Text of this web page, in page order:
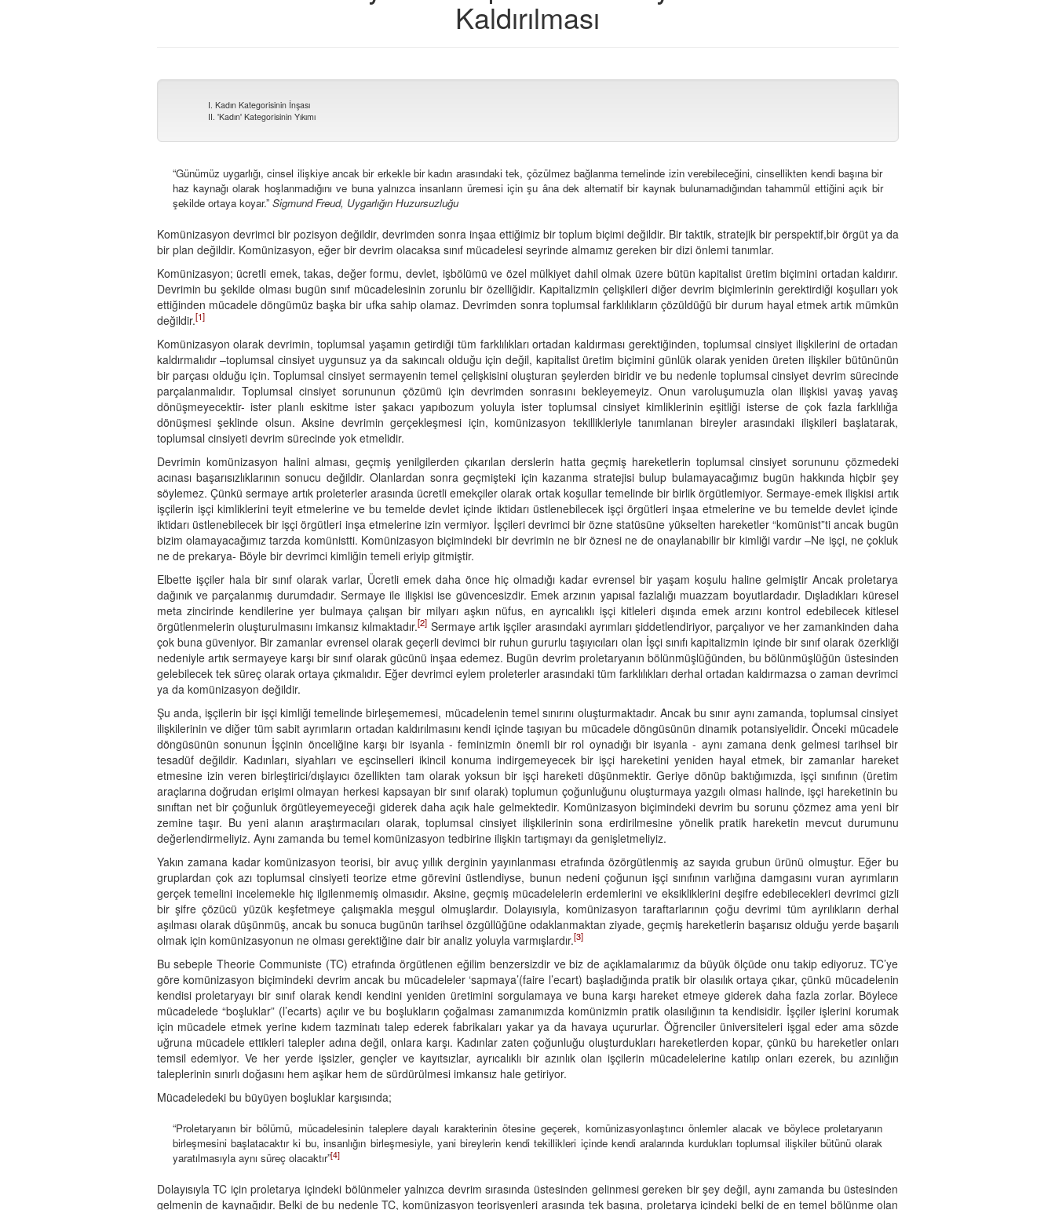
Kaldırılması
I. Kadın Kategorisinin İnşası
II. 'Kadın' Kategorisinin Yıkımı
“Günümüz uygarlığı, cinsel ilişkiye ancak bir erkekle bir kadın arasındaki tek, çözülmez bağlanma temelinde izin verebileceğini, cinsellikten kendi başına bir
haz kaynağı olarak hoşlanmadığını ve buna yalnızca insanların üremesi için şu âna dek alternatif bir kaynak bulunamadığından tahammül ettiğini açık bir
şekilde ortaya koyar.” Sigmund Freud, Uygarlığın Huzursuzluğu
Komünizasyon devrimci bir pozisyon değildir, devrimden sonra inşaa ettiğimiz bir toplum biçimi değildir. Bir taktik, stratejik bir perspektif,bir örgüt ya da
bir plan değildir. Komünizasyon, eğer bir devrim olacaksa sınıf mücadelesi seyrinde almamız gereken bir dizi önlemi tanımlar.
Komünizasyon; ücretli emek, takas, değer formu, devlet, işbölümü ve özel mülkiyet dahil olmak üzere bütün kapitalist üretim biçimini ortadan kaldırır.
Devrimin bu şekilde olması bugün sınıf mücadelesinin zorunlu bir özelliğidir. Kapitalizmin çelişkileri diğer devrim biçimlerinin gerektirdiği koşulları yok
ettiğinden mücadele döngümüz başka bir ufka sahip olamaz. Devrimden sonra toplumsal farklılıkların çözüldüğü bir durum hayal etmek artık mümkün
değildir.[1]
Komünizasyon olarak devrimin, toplumsal yaşamın getirdiği tüm farklılıkları ortadan kaldırması gerektiğinden, toplumsal cinsiyet ilişkilerini de ortadan
kaldırmalıdır –toplumsal cinsiyet uygunsuz ya da sakıncalı olduğu için değil, kapitalist üretim biçimini günlük olarak yeniden üreten ilişkiler bütününün
bir parçası olduğu için. Toplumsal cinsiyet sermayenin temel çelişkisini oluşturan şeylerden biridir ve bu nedenle toplumsal cinsiyet devrim sürecinde
parçalanmalıdır. Toplumsal cinsiyet sorununun çözümü için devrimden sonrasını bekleyemeyiz. Onun varoluşumuzla olan ilişkisi yavaş yavaş
dönüşmeyecektir- ister planlı eskitme ister şakacı yapıbozum yoluyla ister toplumsal cinsiyet kimliklerinin eşitliği isterse de çok fazla farklılığa
dönüşmesi şeklinde olsun. Aksine devrimin gerçekleşmesi için, komünizasyon tekillikleriyle tanımlanan bireyler arasındaki ilişkileri başlatarak,
toplumsal cinsiyeti devrim sürecinde yok etmelidir.
Devrimin komünizasyon halini alması, geçmiş yenilgilerden çıkarılan derslerin hatta geçmiş hareketlerin toplumsal cinsiyet sorununu çözmedeki
acınası başarısızlıklarının sonucu değildir. Olanlardan sonra geçmişteki için kazanma stratejisi bulup bulamayacağımız bugün hakkında hiçbir şey
söylemez. Çünkü sermaye artık proleterler arasında ücretli emekçiler olarak ortak koşullar temelinde bir birlik örgütlemiyor. Sermaye-emek ilişkisi artık
işçilerin işçi kimliklerini teyit etmelerine ve bu temelde devlet içinde iktidarı üstlenebilecek işçi örgütleri inşaa etmelerine ve bu temelde devlet içinde
iktidarı üstlenebilecek bir işçi örgütleri inşa etmelerine izin vermiyor. İşçileri devrimci bir özne statüsüne yükselten hareketler “komünist”ti ancak bugün
bizim olamayacağımız tarzda komünistti. Komünizasyon biçimindeki bir devrimin ne bir öznesi ne de onaylanabilir bir kimliği vardır –Ne işçi, ne çokluk
ne de prekarya- Böyle bir devrimci kimliğin temeli eriyip gitmiştir.
Elbette işçiler hala bir sınıf olarak varlar, Ücretli emek daha önce hiç olmadığı kadar evrensel bir yaşam koşulu haline gelmiştir Ancak proletarya
dağınık ve parçalanmış durumdadır. Sermaye ile ilişkisi ise güvencesizdir. Emek arzının yapısal fazlalığı muazzam boyutlardadır. Dışladıkları küresel
meta zincirinde kendilerine yer bulmaya çalışan bir milyarı aşkın nüfus, en ayrıcalıklı işçi kitleleri dışında emek arzını kontrol edebilecek kitlesel
örgütlenmelerin oluşturulmasını imkansız kılmaktadır.[2] Sermaye artık işçiler arasındaki ayrımları şiddetlendiriyor, parçalıyor ve her zamankinden daha
çok buna güveniyor. Bir zamanlar evrensel olarak geçerli devimci bir ruhun gururlu taşıyıcıları olan İşçi sınıfı kapitalizmin içinde bir sınıf olarak özerkliği
nedeniyle artık sermayeye karşı bir sınıf olarak gücünü inşaa edemez. Bugün devrim proletaryanın bölünmüşlüğünden, bu bölünmüşlüğün üstesinden
gelebilecek tek süreç olarak ortaya çıkmalıdır. Eğer devrimci eylem proleterler arasındaki tüm farklılıkları derhal ortadan kaldırmazsa o zaman devrimci
ya da komünizasyon değildir.
Şu anda, işçilerin bir işçi kimliği temelinde birleşememesi, mücadelenin temel sınırını oluşturmaktadır. Ancak bu sınır aynı zamanda, toplumsal cinsiyet
ilişkilerinin ve diğer tüm sabit ayrımların ortadan kaldırılmasını kendi içinde taşıyan bu mücadele döngüsünün dinamik potansiyelidir. Önceki mücadele
döngüsünün sonunun İşçinin önceliğine karşı bir isyanla - feminizmin önemli bir rol oynadığı bir isyanla - aynı zamana denk gelmesi tarihsel bir
tesadüf değildir. Kadınları, siyahları ve eşcinselleri ikincil konuma indirgemeyecek bir işçi hareketini yeniden hayal etmek, bir zamanlar hareket
etmesine izin veren birleştirici/dışlayıcı özellikten tam olarak yoksun bir işçi hareketi düşünmektir. Geriye dönüp baktığımızda, işçi sınıfının (üretim
araçlarına doğrudan erişimi olmayan herkesi kapsayan bir sınıf olarak) toplumun çoğunluğunu oluşturmaya yazgılı olması halinde, işçi hareketinin bu
sınıftan net bir çoğunluk örgütleyemeyeceği giderek daha açık hale gelmektedir. Komünizasyon biçimindeki devrim bu sorunu çözmez ama yeni bir
zemine taşır. Bu yeni alanın araştırmacıları olarak, toplumsal cinsiyet ilişkilerinin sona erdirilmesine yönelik pratik hareketin mevcut durumunu
değerlendirmeliyiz. Aynı zamanda bu temel komünizasyon tedbirine ilişkin tartışmayı da genişletmeliyiz.
Yakın zamana kadar komünizasyon teorisi, bir avuç yıllık derginin yayınlanması etrafında özörgütlenmiş az sayıda grubun ürünü olmuştur. Eğer bu
gruplardan çok azı toplumsal cinsiyeti teorize etme görevini üstlendiyse, bunun nedeni çoğunun işçi sınıfının varlığına damgasını vuran ayrımların
gerçek temelini incelemekle hiç ilgilenmemiş olmasıdır. Aksine, geçmiş mücadelelerin erdemlerini ve eksikliklerini deşifre edebilecekleri devrimci gizli
bir şifre çözücü yüzük keşfetmeye çalışmakla meşgul olmuşlardır. Dolayısıyla, komünizasyon taraftarlarının çoğu devrimi tüm ayrılıkların derhal
aşılması olarak düşünmüş, ancak bu sonuca bugünün tarihsel özgüllüğüne odaklanmaktan ziyade, geçmiş hareketlerin başarısız olduğu yerde başarılı
olmak için komünizasyonun ne olması gerektiğine dair bir analiz yoluyla varmışlardır.[3]
Bu sebeple Theorie Communiste (TC) etrafında örgütlenen eğilim benzersizdir ve biz de açıklamalarımız da büyük ölçüde onu takip ediyoruz. TC’ye
göre komünizasyon biçimindeki devrim ancak bu mücadeleler ‘sapmaya’(faire l’ecart) başladığında pratik bir olasılık ortaya çıkar, çünkü mücadelenin
kendisi proletaryayı bir sınıf olarak kendi kendini yeniden üretimini sorgulamaya ve buna karşı hareket etmeye giderek daha fazla zorlar. Böylece
mücadelede “boşluklar” (l’ecarts) açılır ve bu boşlukların çoğalması zamanımızda komünizmin pratik olasılığının ta kendisidir. İşçiler işlerini korumak
için mücadele etmek yerine kıdem tazminatı talep ederek fabrikaları yakar ya da havaya uçururlar. Öğrenciler üniversiteleri işgal eder ama sözde
uğruna mücadele ettikleri talepler adına değil, onlara karşı. Kadınlar zaten çoğunluğu oluşturdukları hareketlerden kopar, çünkü bu hareketler onları
temsil edemiyor. Ve her yerde işsizler, gençler ve kayıtsızlar, ayrıcalıklı bir azınlık olan işçilerin mücadelelerine katılıp onları ezerek, bu azınlığın
taleplerinin sınırlı doğasını hem aşikar hem de sürdürülmesi imkansız hale getiriyor.
Mücadeledeki bu büyüyen boşluklar karşısında;
“Proletaryanın bir bölümü, mücadelesinin taleplere dayalı karakterinin ötesine geçerek, komünizasyonlaştırıcı önlemler alacak ve böylece proletaryanın
birleşmesini başlatacaktır ki bu, insanlığın birleşmesiyle, yani bireylerin kendi tekillikleri içinde kendi aralarında kurdukları toplumsal ilişkiler bütünü olarak
yaratılmasıyla aynı süreç olacaktır”[4]
Dolayısıyla TC için proletarya içindeki bölünmeler yalnızca devrim sırasında üstesinden gelinmesi gereken bir şey değil, aynı zamanda bu üstesinden
gelmenin de kaynağıdır. Belki de bu nedenle TC, komünizasyon teorisyenleri arasında tek başına, proletarya içindeki belki de en temel bölünme olan